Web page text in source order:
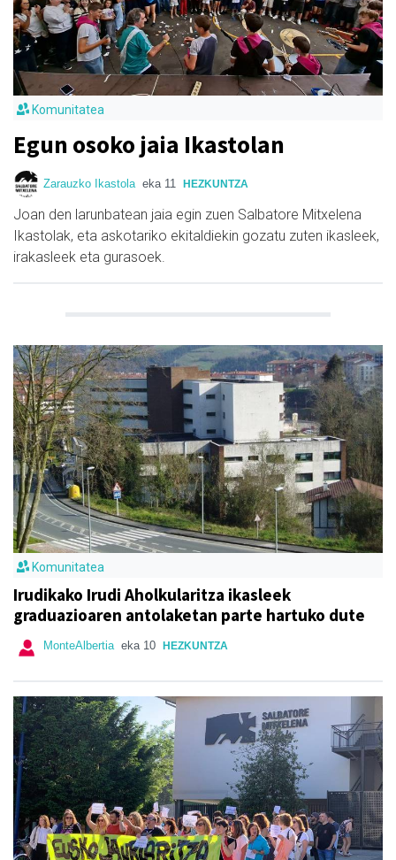
Komunitatea
Egun osoko jaia Ikastolan
Zarauzko Ikastola eka 11 HEZKUNTZA
Joan den larunbatean jaia egin zuen Salbatore Mitxelena
Ikastolak, eta askotariko ekitaldiekin gozatu zuten ikasleek,
irakasleek eta gurasoek.
Komunitatea
Irudikako Irudi Aholkularitza ikasleek
graduazioaren antolaketan parte hartuko dute
MonteAlbertia eka 10 HEZKUNTZA